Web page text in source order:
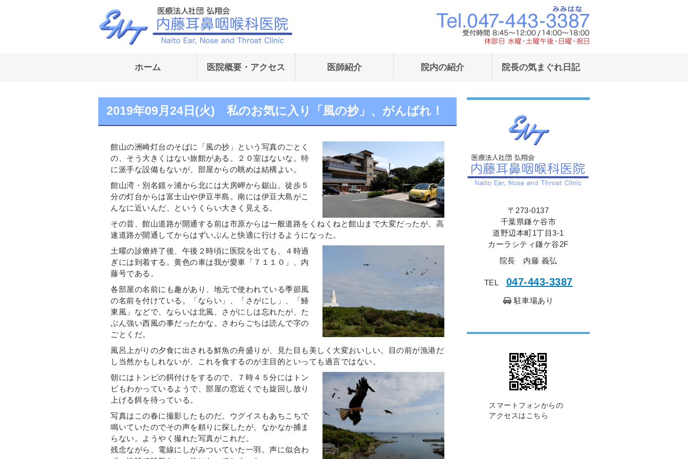
内藤耳鼻咽喉科医院｜東武野田線鎌ヶ谷駅東口より徒歩1
ホーム 医院概要・アクセス 医師紹介 院内の紹介 院長の気まぐれ日記
2019年09月24日(火) 私のお気に入り「風の抄」、がんばれ！
館山の洲崎灯台のそばに「風の抄」という写真のごとく
の、そう大きくはない旅館がある。２０室はないな。特
に派手な設備もないが、部屋からの眺めは結構よい。
館山湾・別名鏡ヶ浦から北には大房岬から鋸山。徒歩５
分の灯台からは富士山や伊豆半島。南には伊豆大島がこ
んなに近いんだ、というくらい大きく見える。
その昔、館山道路が開通する前は市原からは一般道路をくねくねと館山まで大変だったが、高
速道路が開通してからはずいぶんと快適に行けるようになった。
土曜の診療終了後、午後２時頃に医院を出ても、４時過
ぎには到着する。黄色の車は我が愛車「７１１０」、内
藤号である。
各部屋の名前にも趣があり、地元で使われている季節風
の名前を付けている。「ならい」、「さがにし」、「鰆
東風」などで、ならいは北風、さがにしは忘れたが、た
ぶん強い西風の事だったかな。さわらごちは読んで字の
ごとくだ。
風呂上がりの夕食に出される鮮魚の舟盛りが、見た目も美しく大変おいしい。目の前が漁港だ
し当然かもしれないが、これを食するのが主目的といっても過言ではない。
朝にはトンビの餌付けをするので、７時４５分にはトン
ビもわかっているようで、部屋の窓近くでも旋回し放り
上げる餌を待っている。
写真はこの春に撮影したものだ。ウグイスもあちこちで
鳴いていたのでその声を頼りに探したが、なかなか捕ま
らない。ようやく撮れた写真がこれだ。
残念ながら、電線にしがみついていた一羽。声に似合わ
〒273-0137
千葉県鎌ケ谷市
道野辺本町1丁目3-1
カーラシティ鎌ケ谷2F
院長 内藤 義弘
TEL 047-443-3387
駐車場あり
スマートフォンからの
アクセスはこちら